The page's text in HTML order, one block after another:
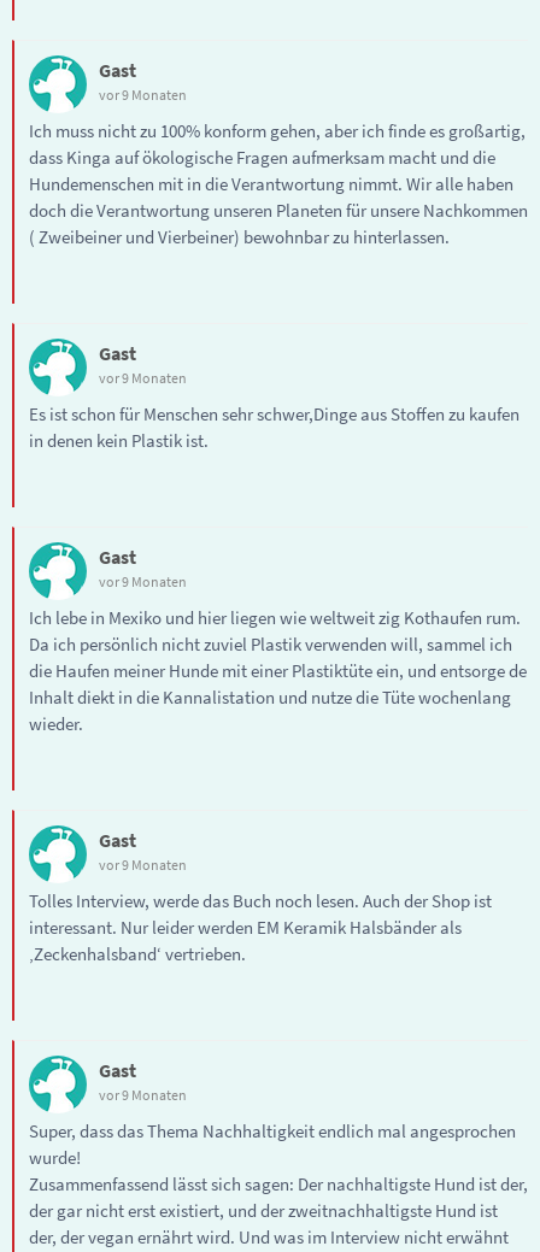
Gast
vor 9 Monaten
Ich muss nicht zu 100% konform gehen, aber ich finde es großartig,
dass Kinga auf ökologische Fragen aufmerksam macht und die
Hundemenschen mit in die Verantwortung nimmt. Wir alle haben
doch die Verantwortung unseren Planeten für unsere Nachkommen
( Zweibeiner und Vierbeiner) bewohnbar zu hinterlassen.
Gast
vor 9 Monaten
Es ist schon für Menschen sehr schwer,Dinge aus Stoffen zu kaufen
in denen kein Plastik ist.
Gast
vor 9 Monaten
Ich lebe in Mexiko und hier liegen wie weltweit zig Kothaufen rum.
Da ich persönlich nicht zuviel Plastik verwenden will, sammel ich
die Haufen meiner Hunde mit einer Plastiktüte ein, und entsorge de
Inhalt diekt in die Kannalistation und nutze die Tüte wochenlang
wieder.
Gast
vor 9 Monaten
Tolles Interview, werde das Buch noch lesen. Auch der Shop ist
interessant. Nur leider werden EM Keramik Halsbänder als
‚Zeckenhalsband‘ vertrieben.
Gast
vor 9 Monaten
Super, dass das Thema Nachhaltigkeit endlich mal angesprochen
wurde!
Zusammenfassend lässt sich sagen: Der nachhaltigste Hund ist der,
der gar nicht erst existiert, und der zweitnachhaltigste Hund ist
der, der vegan ernährt wird. Und was im Interview nicht erwähnt